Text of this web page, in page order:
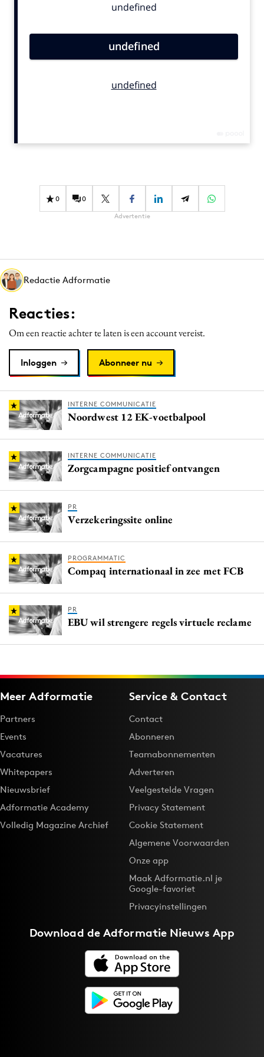
Contentmarketing
Effectiviteit
Gedragsverandering
Martech
Media
Merkstrategie
Programmatic
Purpose Marketing
Reputatie & crisis
0 0
Advertentie
Redactie Adformatie
Reacties:
Om een reactie achter te laten is een account vereist.
Inloggen Abonneer nu
INTERNE COMMUNICATIE
Noordwest 12 EK-voetbalpool
INTERNE COMMUNICATIE
Zorgcampagne positief ontvangen
PR
Verzekeringssite online
PROGRAMMATIC
Compaq internationaal in zee met FCB
PR
EBU wil strengere regels virtuele reclame
Meer Adformatie
Partners
Events
Vacatures
Whitepapers
Nieuwsbrief
Adformatie Academy
Volledig Magazine Archief
Service & Contact
Contact
Abonneren
Teamabonnementen
Adverteren
Veelgestelde Vragen
Privacy Statement
Cookie Statement
Algemene Voorwaarden
Onze app
Maak Adformatie.nl je
Google-favoriet
Privacyinstellingen
Download deAdformatie Nieuws App